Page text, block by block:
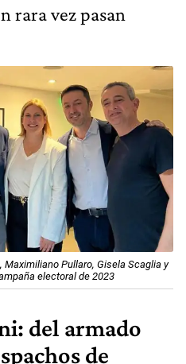
rara vez pasan
Pullaro, Gisela Scaglia y
electoral de 2023
del armado
de